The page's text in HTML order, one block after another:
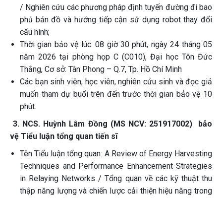
/ Nghiên cứu các phương pháp định tuyến đường đi bao
phủ bản đồ và hướng tiếp cận sử dụng robot thay đổi
cấu hình;
Thời gian bảo vệ lúc: 08 giờ 30 phút, ngày 24 tháng 05
năm 2026 tại phòng họp C (C010), Đại học Tôn Đức
Thắng, Cơ sở: Tân Phong – Q.7, Tp. Hồ Chí Minh
Các bạn sinh viên, học viên, nghiên cứu sinh và đọc giả
muốn tham dự buổi trên đến trước thời gian bảo vệ 10
phút.
3. NCS. Huỳnh Lâm Đồng (MS NCV: 251917002) bảo
vệ Tiểu luận tổng quan tiến sĩ
Tên Tiểu luận tổng quan: A Review of Energy Harvesting
Techniques and Performance Enhancement Strategies
in Relaying Networks / Tổng quan về các kỹ thuật thu
thập năng lượng và chiến lược cải thiện hiệu năng trong